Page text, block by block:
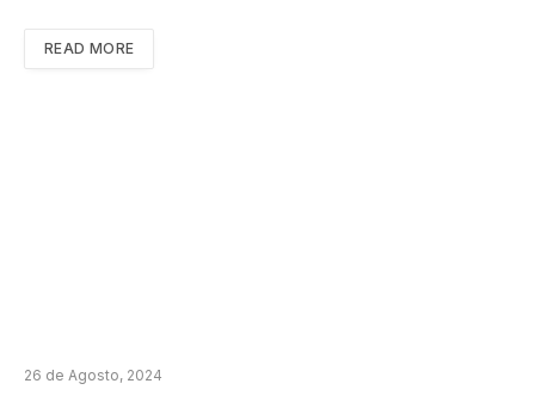
READ MORE
26 de Agosto, 2024